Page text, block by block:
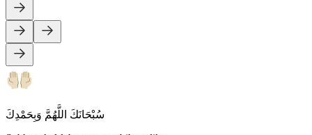
سُبْحَانَكَ اللَّهُمَّ وَبِحَمْدِكَ